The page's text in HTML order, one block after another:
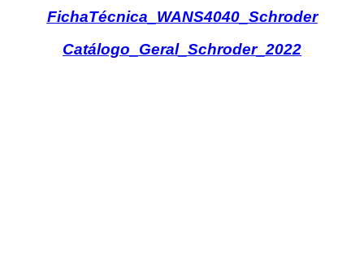
FichaTécnica_WANS4040_Schroder
Catálogo_Geral_Schroder_2022